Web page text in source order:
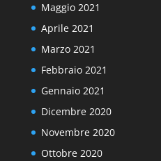
Maggio 2021
Aprile 2021
Marzo 2021
Febbraio 2021
Gennaio 2021
Dicembre 2020
Novembre 2020
Ottobre 2020